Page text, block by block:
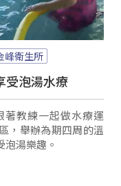
峰衛生所
受泡湯水療
教練一起做水療運
，舉辦為期四周的溫
湯樂趣。